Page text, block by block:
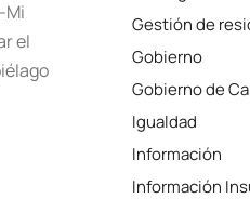
Mi
el
Gestión de
Gobierno
Gobierno de
Igualdad
Información
Información